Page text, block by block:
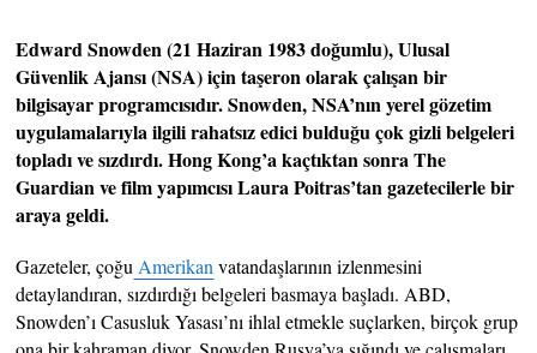
Edward Snowden (21 Haziran 1983 doğumlu), Ulusal
Güvenlik Ajansı (NSA) için taşeron olarak çalışan bir
bilgisayar programcısıdır. Snowden, NSA’nın yerel gözetim
uygulamalarıyla ilgili rahatsız edici bulduğu çok gizli belgeleri
topladı ve sızdırdı. Hong Kong’a kaçtıktan sonra The
Guardian ve film yapımcısı Laura Poitras’tan gazetecilerle bir
araya geldi.
Gazeteler, çoğu Amerikan vatandaşlarının izlenmesini
detaylandıran, sızdırdığı belgeleri basmaya başladı. ABD,
Snowden’ı Casusluk Yasası’nı ihlal etmekle suçlarken, birçok grup